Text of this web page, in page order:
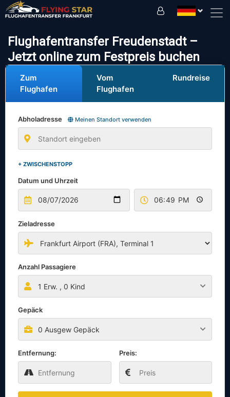
Flughafentransfer Freudenstadt –
Jetzt online zum Festpreis buchen
Zum
Flughafen
Vom
Flughafen
Rundreise
Abholadresse Meinen Standort verwenden
+ ZWISCHENSTOPP
Datum und Uhrzeit
Zieladresse
Anzahl Passagiere
1 Erw. , 0 Kind
Gepäck
0 Ausgew Gepäck
Entfernung: Preis: